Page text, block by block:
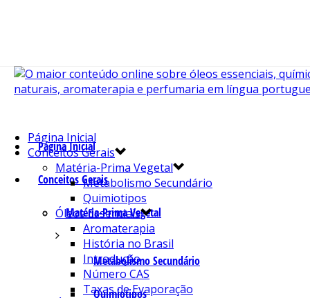
Página Inicial
Conceitos Gerais
Matéria-Prima Vegetal
Metabolismo Secundário
Quimiotipos
Página Inicial
Conceitos Gerais
Matéria-Prima Vegetal
Metabolismo Secundário
Quimiotipos
Óleos Essenciais
Aromaterapia
História no Brasil
Introdução
Número CAS
Taxas de Evaporação